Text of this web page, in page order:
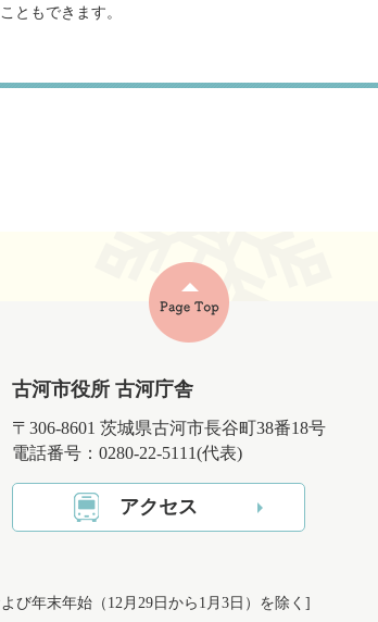
ともできます。
古河市役所 古河庁舎
〒306-8601 茨城県古河市長谷町38番18号
電話番号：0280-22-5111(代表)
アクセス
び年末年始（12月29日から1月3日）を除く]